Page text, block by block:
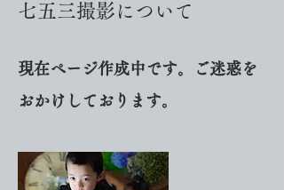
七五三撮影について
現在ページ作成中です。ご迷惑を
おかけしております。